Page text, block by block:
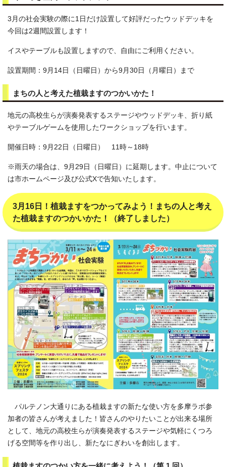
3月の社会実験の際に1日だけ設置して好評だったウッドデッキを
今回は2週間設置します！
イスやテーブルも設置しますので、自由にご利用ください。
設置期間：9月14日（日曜日）から9月30日（月曜日）まで
まちの人と考えた植栽ますのつかいかた！
地元の高校生らが演奏発表するステージやウッドデッキ、折り紙
やテーブルゲームを使用したワークショップを行います。
開催日時：9月22日（日曜日） 11時～18時
※雨天の場合は、9月29日（日曜日）に延期します。中止について
は市ホームページ及び公式Xで告知いたします。
3月16日！植栽ますをつかってみよう！まちの人と考え
た植栽ますのつかいかた！（終了しました）
パルテノン大通りにある植栽ますの新たな使い方を多摩ラボ参
加者の皆さんが考えました！皆さんのやりたいことが出来る場所
として、地元の高校生らが演奏発表するステージや気軽にくつろ
げる空間等を作り出し、新たなにぎわいを創出します。